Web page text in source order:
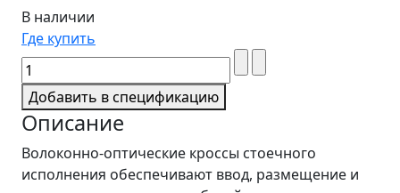
В наличии
Где купить
Добавить в спецификацию
Описание
Волоконно-оптические кроссы стоечного
исполнения обеспечивают ввод, размещение и